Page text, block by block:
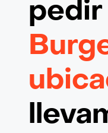
pedir